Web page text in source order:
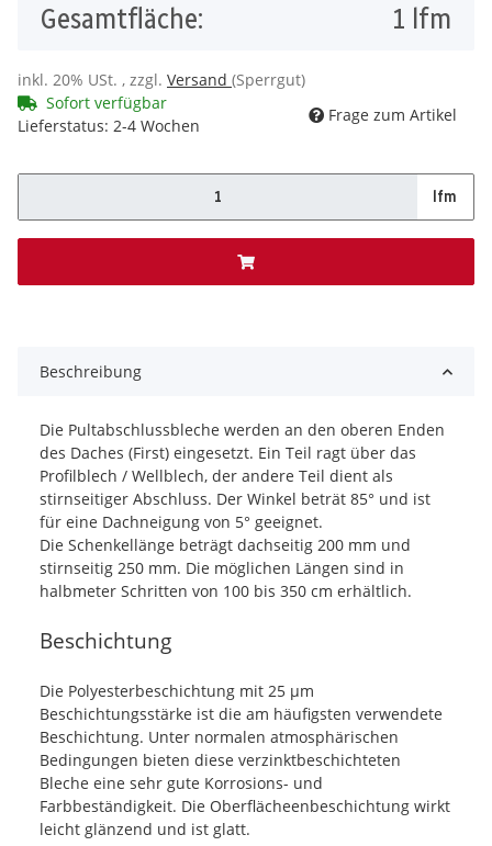
Gesamtfläche: 1 lfm
inkl. 20% USt. , zzgl. Versand (Sperrgut)
Sofort verfügbar
Lieferstatus: 2-4 Wochen
Frage zum Artikel
lfm
Beschreibung
Die Pultabschlussbleche werden an den oberen Enden
des Daches (First) eingesetzt. Ein Teil ragt über das
Profilblech / Wellblech, der andere Teil dient als
stirnseitiger Abschluss. Der Winkel beträt 85° und ist
für eine Dachneigung von 5° geeignet.
Die Schenkellänge beträgt dachseitig 200 mm und
stirnseitig 250 mm. Die möglichen Längen sind in
halbmeter Schritten von 100 bis 350 cm erhältlich.
Beschichtung
Die Polyesterbeschichtung mit 25 µm
Beschichtungsstärke ist die am häufigsten verwendete
Beschichtung. Unter normalen atmosphärischen
Bedingungen bieten diese verzinktbeschichteten
Bleche eine sehr gute Korrosions- und
Farbbeständigkeit. Die Oberflächeenbeschichtung wirkt
leicht glänzend und ist glatt.